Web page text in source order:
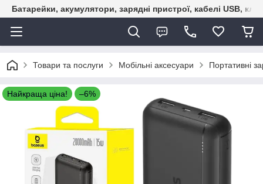
Батарейки, акумулятори, зарядні пристрої, кабелі USB,
Товари та послуги Мобільні аксесуари Портативні
Найкраща ціна! –6%